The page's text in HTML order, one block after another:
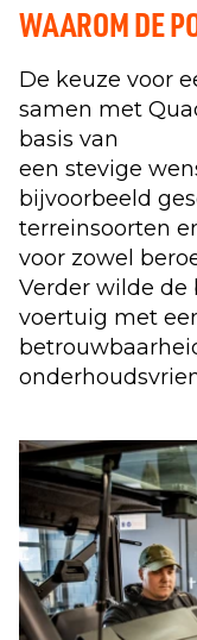
WAAROM DE
De keuze voor
samen met
basis van
een stevige
bijvoorbeeld
terreinsoorten
voor zowel
Verder wilde de
voertuig met